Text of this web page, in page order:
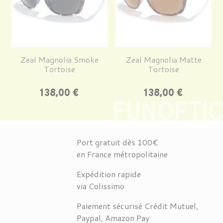
Zeal Magnolia Smoke
Tortoise
Prix
138,00 €
Zeal Magnolia Matte
Tortoise
Prix
138,00 €
Port gratuit dès 100€
en France métropolitaine
Expédition rapide
via Colissimo
Paiement sécurisé Crédit Mutuel,
Paypal, Amazon Pay